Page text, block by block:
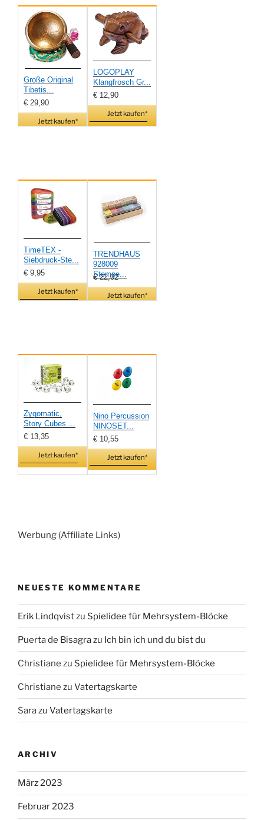
Große Original
Tibetis...
€ 29,90
Jetzt kaufen*
LOGOPLAY
Klangfrosch Gr...
€ 12,90
Jetzt kaufen*
TimeTEX -
Siebdruck-Ste...
€ 9,95
Jetzt kaufen*
TRENDHAUS
928009
Stempe...
€ 22,02
Jetzt kaufen*
Zygomatic,
Story Cubes ...
€ 13,35
Jetzt kaufen*
Nino Percussion
NINOSET...
€ 10,55
Jetzt kaufen*
Werbung (Affiliate Links)
NEUESTE KOMMENTARE
Erik Lindqvistzu Spielidee für Mehrsystem-Blöcke
Puerta de Bisagrazu Ich bin ich und du bist du
Christiane zu Spielidee für Mehrsystem-Blöcke
Christiane zu Vatertagskarte
Sarazu Vatertagskarte
ARCHIV
März 2023
Februar 2023